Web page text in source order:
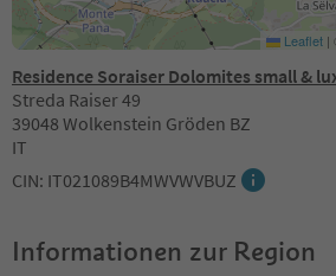
Residence Soraiser Dolomites small &
Streda Raiser 49
39048 Wolkenstein Gröden BZ
IT
CIN: IT021089B4MWVWVBUZ
Leaflet |
Informationen zur Region